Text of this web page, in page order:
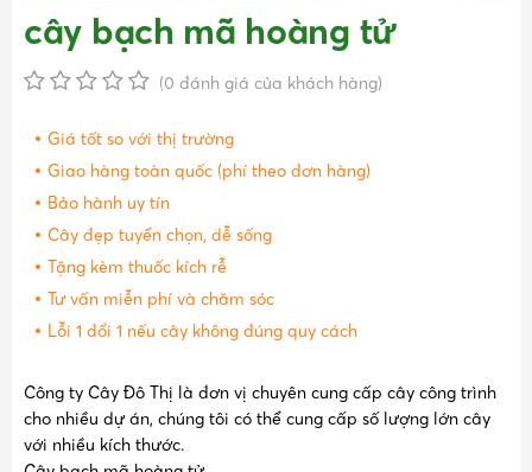
cây bạch mã hoàng tử
(0 đánh giá của khách hàng)
Giá tốt so với thị trường
Giao hàng toàn quốc (phí theo đơn hàng)
Bảo hành uy tín
Cây đẹp tuyển chọn, dễ sống
Tặng kèm thuốc kích rễ
Tư vấn miễn phí và chăm sóc
Lỗi 1 đổi 1 nếu cây không đúng quy cách
Công ty Cây Đô Thị là đơn vị chuyên cung cấp cây công trình
cho nhiều dự án, chúng tôi có thể cung cấp số lượng lớn cây
với nhiều kích thước.